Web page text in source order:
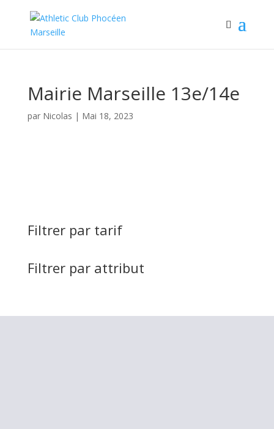
Mairie Marseille 13e/14e
par Nicolas | Mai 18, 2023
Filtrer par tarif
Filtrer par attribut